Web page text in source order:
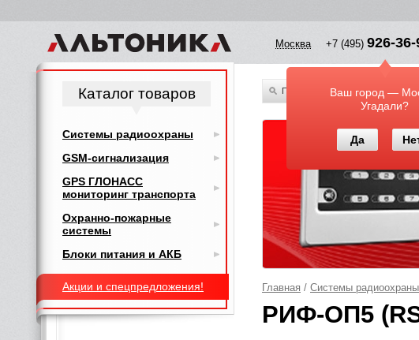
Москва +7 (495) 926-36-
Ваш город —
Угадали?
Да
По всему каталогу
Главная / Системы радиоохраны
РИФ-ОП5
Каталог товаров
Системы радиоохраны
GSM-сигнализация
GPS ГЛОНАСС
мониторинг транспорта
Охранно-пожарные
системы
Блоки питания и АКБ
Акции и спецпредложения!